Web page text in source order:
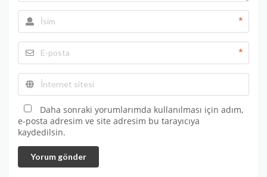
*
*
Daha sonraki yorumlarımda kullanılması için adım,
e-posta adresim ve site adresim bu tarayıcıya
kaydedilsin.
Yorum gönder